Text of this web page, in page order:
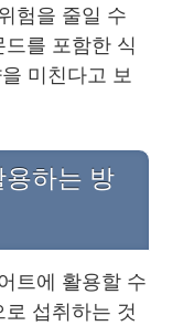
험을 줄일 수
를 포함한 식
미친다고 보
하는 방
트에 활용할 수
섭취하는 것